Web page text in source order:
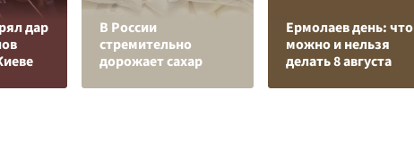
дар
В России
стремительно
дорожает сахар
Ермолаев день: что
можно и нельзя
делать 8 августа